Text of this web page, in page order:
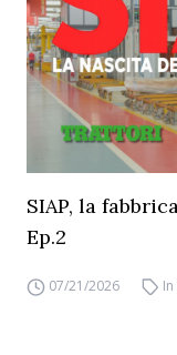
SIAP, la
Ep.2
07/21/2026